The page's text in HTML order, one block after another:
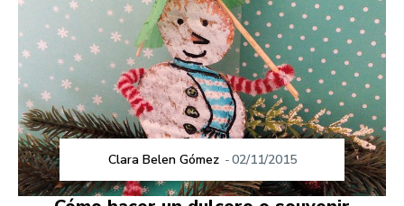
Clara Belen Gómez -02/11/2015